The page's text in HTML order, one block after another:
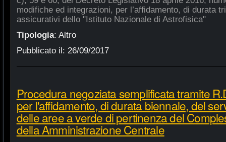
modifiche ed integrazioni, per l’affidamento, di durata
assicurativi dello "Istituto Nazionale di Astrofisica"
Tipologia: Altro
Pubblicato il: 26/09/2017
Procedura negoziata semplificata tramite
per l'affidamento, di durata biennale, del
delle aree a verde di pertinenza del
della Amministrazione Centrale